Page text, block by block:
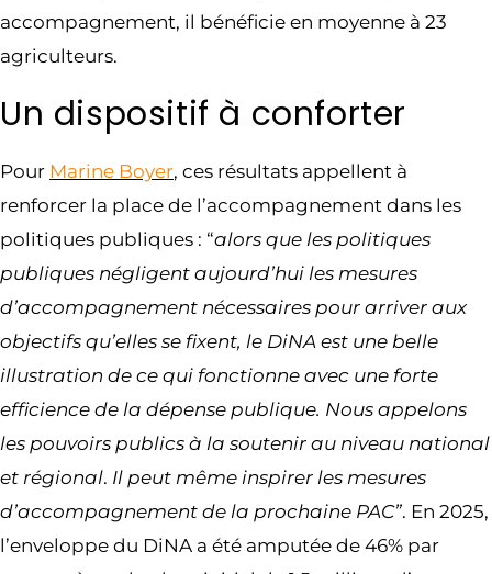
accompagnement, il bénéficie en moyenne à 23
agriculteurs.
Un dispositif à conforter
Pour Marine Boyer, ces résultats appellent à
renforcer la place de l’accompagnement dans les
politiques publiques : “alors que les politiques
publiques négligent aujourd’hui les mesures
d’accompagnement nécessaires pour arriver aux
objectifs qu’elles se fixent, le DiNA est une belle
illustration de ce qui fonctionne avec une forte
efficience de la dépense publique. Nous appelons
les pouvoirs publics à la soutenir au niveau national
et régional. Il peut même inspirer les mesures
d’accompagnement de la prochaine PAC”. En 2025,
l’enveloppe du DiNA a été amputée de 46% par